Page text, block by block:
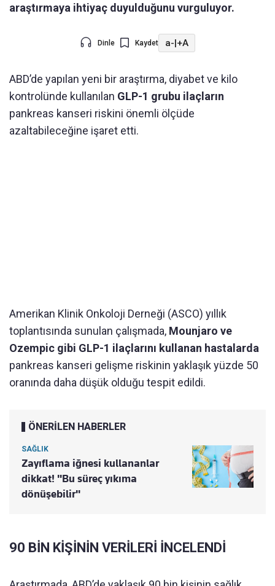
araştırmaya ihtiyaç duyulduğunu vurguluyor.
Dinle Kaydet a-|+A
ABD’de yapılan yeni bir araştırma, diyabet ve kilo
kontrolünde kullanılan GLP-1 grubu ilaçların
pankreas kanseri riskini önemli ölçüde
azaltabileceğine işaret etti.
Amerikan Klinik Onkoloji Derneği (ASCO) yıllık
toplantısında sunulan çalışmada, Mounjaro ve
Ozempic gibi GLP-1 ilaçlarını kullanan hastalarda
pankreas kanseri gelişme riskinin yaklaşık yüzde 50
oranında daha düşük olduğu tespit edildi.
ÖNERİLEN HABERLER
SAĞLIK
Zayıflama iğnesi kullananlar
dikkat! "Bu süreç yıkıma
dönüşebilir"
90 BİN KİŞİNİN VERİLERİ İNCELENDİ